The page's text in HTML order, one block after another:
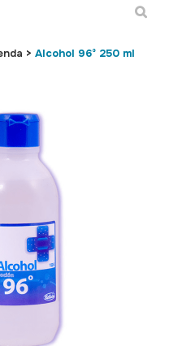
> Alcohol 96º 250 ml